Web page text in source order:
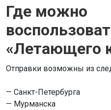
Где можно
«Летающего
Отправки возможны из
— Санкт-Петербурга
— Мурманска